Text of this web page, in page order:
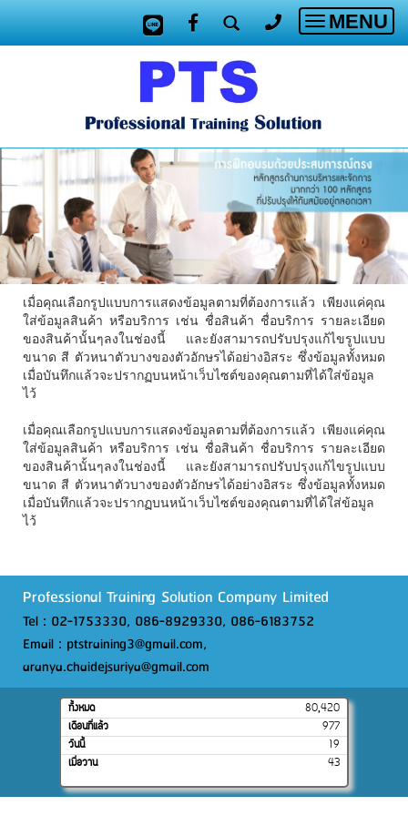
Toggle
MENU
เมื่อคุณเลือกรูปแบบการแสดงข้อมูลตามที่ต้องการแล้ว เพียงแค่คุณ
ใส่ข้อมูลสินค้า หรือบริการ เช่น ชื่อสินค้า ชื่อบริการ รายละเอียด
ของสินค้านั้นๆลงในช่องนี้ และยังสามารถปรับปรุงแก้ไขรูปแบบ
ขนาด สี ตัวหนาตัวบางของตัวอักษรได้อย่างอิสระ ซึ่งข้อมูลทั้งหมด
เมื่อบันทึกแล้วจะปรากฏบนหน้าเว็บไซต์ของคุณตามที่ได้ใส่ข้อมูล
ไว้
เมื่อคุณเลือกรูปแบบการแสดงข้อมูลตามที่ต้องการแล้ว เพียงแค่คุณ
ใส่ข้อมูลสินค้า หรือบริการ เช่น ชื่อสินค้า ชื่อบริการ รายละเอียด
ของสินค้านั้นๆลงในช่องนี้ และยังสามารถปรับปรุงแก้ไขรูปแบบ
ขนาด สี ตัวหนาตัวบางของตัวอักษรได้อย่างอิสระ ซึ่งข้อมูลทั้งหมด
เมื่อบันทึกแล้วจะปรากฏบนหน้าเว็บไซต์ของคุณตามที่ได้ใส่ข้อมูล
ไว้
Professional Training Solution Company Limited
Tel : 02-1753330, 086-8929330, 086-6183752
Email : ptstraining3@gmail.com,
aranya.chaidejsuriya@gmail.com
ทั้งหมด
80,420
เดือนที่แล้ว
977
วันนี้
19
เมื่อวาน
43